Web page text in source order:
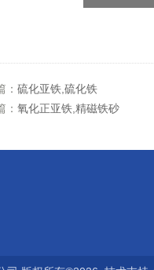
： 硫化亚铁,硫化铁
： 氧化正亚铁,精磁铁砂